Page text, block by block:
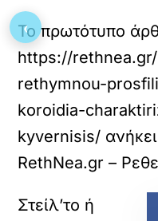
Το πρωτότυπο
https://
rethymnou-
koroidia-
kyvernisis/
RethNea.gr –
‹